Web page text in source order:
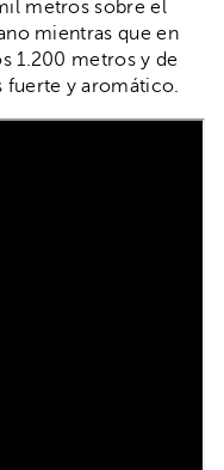
metros sobre el
mientras que en
1.200 metros y de
fuerte y aromático.